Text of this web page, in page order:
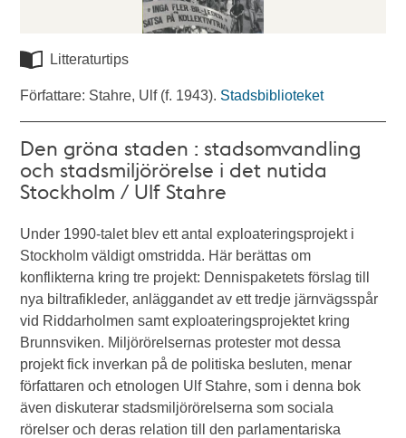
Litteraturtips
Författare: Stahre, Ulf (f. 1943). Stadsbiblioteket
Den gröna staden : stadsomvandling
och stadsmiljörörelse i det nutida
Stockholm / Ulf Stahre
Under 1990-talet blev ett antal exploateringsprojekt i
Stockholm väldigt omstridda. Här berättas om
konflikterna kring tre projekt: Dennispaketets förslag till
nya biltrafikleder, anläggandet av ett tredje järnvägsspår
vid Riddarholmen samt exploateringsprojektet kring
Brunnsviken. Miljörörelsernas protester mot dessa
projekt fick inverkan på de politiska besluten, menar
författaren och etnologen Ulf Stahre, som i denna bok
även diskuterar stadsmiljörörelserna som sociala
rörelser och deras relation till den parlamentariska